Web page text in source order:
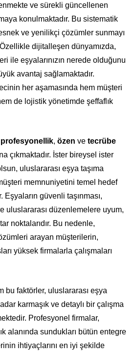
ve sürekli güncellenen
konulmaktadır. Bu sistematik
ve yenilikçi çözümler sunmayı
dijitalleşen dünyamızda,
ile eşyalarınızın nerede olduğunu
avantaj sağlamaktadır.
her aşamasında hem müşteri
de lojistik yönetimde şeffaflık
profesyonellik, özen ve tecrübe
çıkmaktadır. İster bireysel ister
uluslararası eşya taşıma
memnuniyetini temel hedef
güvenli taşınması,
uluslararası düzenlemelere uyum,
noktalarıdır. Bu nedenle,
arayan müşterilerin,
yüksek firmalarla çalışmaları
bu faktörler, uluslararası eşya
karmaşık ve detaylı bir çalışma
Profesyonel firmalar,
alanında sundukları bütün entegre
ihtiyaçlarını en iyi şekilde